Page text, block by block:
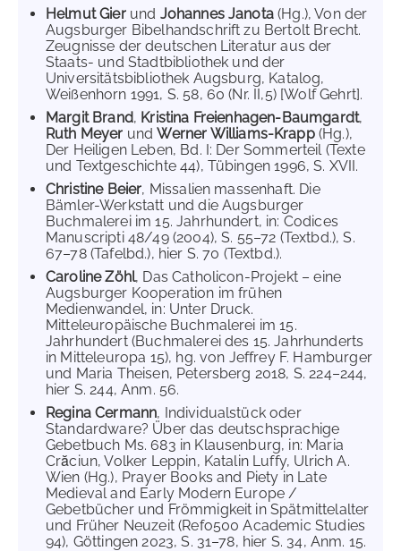
Helmut Gierund Johannes Janota(Hg.), Von der
Augsburger Bibelhandschrift zu Bertolt Brecht.
Zeugnisse der deutschen Literatur aus der
Staats- und Stadtbibliothek und der
Universitätsbibliothek Augsburg, Katalog,
Weißenhorn 1991, S. 58, 60 (Nr. II,5) [Wolf Gehrt].
Margit Brand, Kristina Freienhagen-Baumgardt,
Ruth Meyer undWerner Williams-Krapp (Hg.),
Der Heiligen Leben, Bd. I: Der Sommerteil (Texte
und Textgeschichte 44), Tübingen 1996, S. XVII.
Christine Beier, Missalien massenhaft. Die
Bämler-Werkstatt und die Augsburger
Buchmalerei im 15. Jahrhundert, in: Codices
Manuscripti 48/49 (2004), S. 55–72 (Textbd.), S.
67–78 (Tafelbd.), hier S. 70 (Textbd.).
Caroline Zöhl, Das Catholicon-Projekt – eine
Augsburger Kooperation im frühen
Medienwandel, in: Unter Druck.
Mitteleuropäische Buchmalerei im 15.
Jahrhundert (Buchmalerei des 15. Jahrhunderts
in Mitteleuropa 15), hg. von Jeffrey F. Hamburger
und Maria Theisen, Petersberg 2018, S. 224–244,
hier S. 244, Anm. 56.
Regina Cermann, Individualstück oder
Standardware? Über das deutschsprachige
Gebetbuch Ms. 683 in Klausenburg, in: Maria
Crăciun, Volker Leppin, Katalin Luffy, Ulrich A.
Wien (Hg.), Prayer Books and Piety in Late
Medieval and Early Modern Europe /
Gebetbücher und Frömmigkeit in Spätmittelalter
und Früher Neuzeit (Refo500 Academic Studies
94), Göttingen 2023, S. 31–78, hier S. 34, Anm. 15.